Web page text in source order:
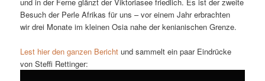
Besuch der Perle Afrikas für uns – vor einem Jahr erbrachten
wir drei Monate im kleinen Osia nahe der kenianischen Grenze.
Lest hier den ganzen Bericht und sammelt ein paar Eindrücke
von Steffi Rettinger: